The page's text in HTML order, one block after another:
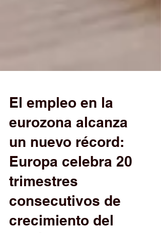
El empleo en la
eurozona alcanza
un nuevo récord:
Europa celebra 20
trimestres